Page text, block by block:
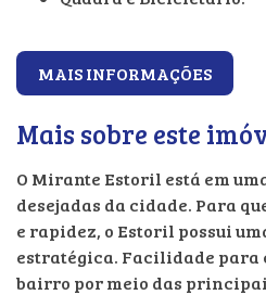
MAIS INFORMAÇÕES
Mais sobre este
O Mirante Estoril está em
desejadas da cidade. Para
e rapidez, o Estoril possui
estratégica. Facilidade para
bairro por meio das